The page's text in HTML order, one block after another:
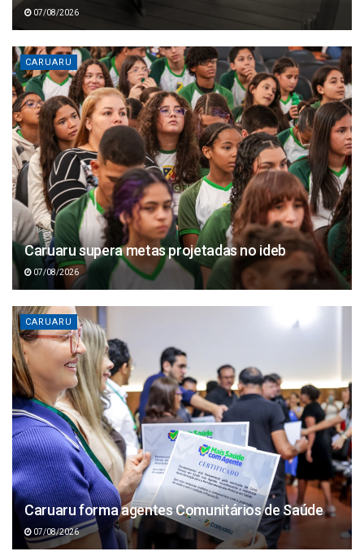
07/08/2026
CARUARU
Caruaru supera metas projetadas no ideb
07/08/2026
CARUARU
Caruaru forma agentes Comunitários de Saúde
07/08/2026